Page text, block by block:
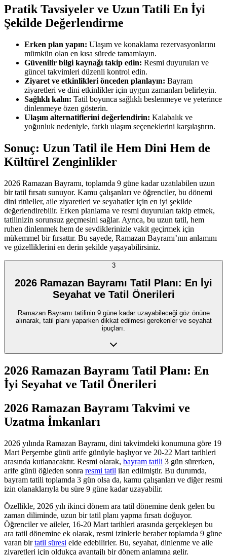
Pratik Tavsiyeler ve Uzun Tatili En İyi
Şekilde Değerlendirme
Erken plan yapın: Ulaşım ve konaklama rezervasyonlarını
mümkün olan en kısa sürede tamamlayın.
Güvenilir bilgi kaynağı takip edin: Resmi duyuruları ve
güncel takvimleri düzenli kontrol edin.
Ziyaret ve etkinlikleri önceden planlayın: Bayram
ziyaretleri ve dini etkinlikler için uygun zamanları belirleyin.
Sağlıklı kalın: Tatil boyunca sağlıklı beslenmeye ve yeterince
dinlenmeye özen gösterin.
Ulaşım alternatiflerini değerlendirin: Kalabalık ve
yoğunluk nedeniyle, farklı ulaşım seçeneklerini karşılaştırın.
Sonuç: Uzun Tatil ile Hem Dini Hem de
Kültürel Zenginlikler
2026 Ramazan Bayramı, toplamda 9 güne kadar uzatılabilen uzun
bir tatil fırsatı sunuyor. Kamu çalışanları ve öğrenciler, bu dönemi
dini ritüeller, aile ziyaretleri ve seyahatler için en iyi şekilde
değerlendirebilir. Erken planlama ve resmi duyuruları takip etmek,
tatilinizin sorunsuz geçmesini sağlar. Ayrıca, bu uzun tatil, hem
ruhen dinlenmek hem de sevdiklerinizle vakit geçirmek için
mükemmel bir fırsattır. Bu sayede, Ramazan Bayramı’nın anlamını
ve güzelliklerini en derin şekilde yaşayabilirsiniz.
3
2026 Ramazan Bayramı Tatil Planı: En İyi
Seyahat ve Tatil Önerileri
Ramazan Bayramı tatilinin 9 güne kadar uzayabileceği göz önüne
alınarak, tatil planı yaparken dikkat edilmesi gerekenler ve seyahat
ipuçları.
2026 Ramazan Bayramı Tatil Planı: En
İyi Seyahat ve Tatil Önerileri
2026 Ramazan Bayramı Takvimi ve
Uzatma İmkanları
2026 yılında Ramazan Bayramı, dini takvimdeki konumuna göre 19
Mart Perşembe günü arife günüyle başlıyor ve 20-22 Mart tarihleri
arasında kutlanacaktır. Resmi olarak, bayram tatili 3 gün sürerken,
arife günü öğleden sonra resmi tatil ilan edilmiştir. Bu durumda,
bayram tatili toplamda 3 gün olsa da, kamu çalışanları ve diğer resmi
izin olanaklarıyla bu süre 9 güne kadar uzayabilir.
Özellikle, 2026 yılı ikinci dönem ara tatil dönemine denk gelen bu
zaman diliminde, uzun bir tatil planı yapma fırsatı doğuyor.
Öğrenciler ve aileler, 16-20 Mart tarihleri arasında gerçekleşen bu
ara tatil dönemine ek olarak, resmi izinlerle beraber toplamda 9 güne
varan birtatil süresi elde edebilirler. Bu, seyahat, dinlenme ve aile
ziyaretleri için oldukça avantajlı bir dönem anlamına gelir.